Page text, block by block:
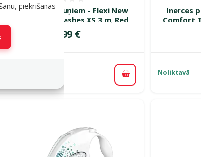
piekrišanas
Inerces pavada suņiem – Flexi New
Comfort Tape Leashes XS 3 m, Red
Cena
16,99 €
Pievienot grozam
Inerces
Comfort
Noliktavā